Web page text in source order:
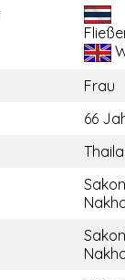
Frau
66
Sakon
Sakon